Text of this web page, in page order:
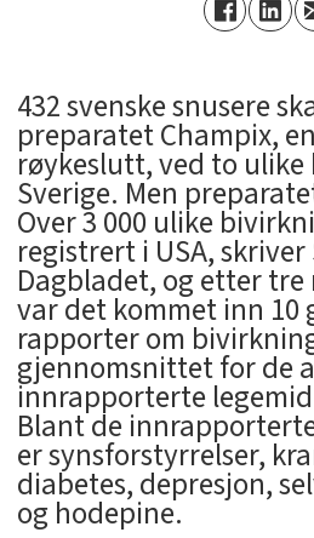
432 svenske snusere
preparatet Champix,
røykeslutt, ved to
Sverige. Men
Over 3 000 ulike
registrert i USA, skriver
Dagbladet, og etter
var det kommet inn 10
rapporter om
gjennomsnittet for de
innrapporterte
Blant de
er synsforstyrrelser,
diabetes, depresjon,
og hodepine.